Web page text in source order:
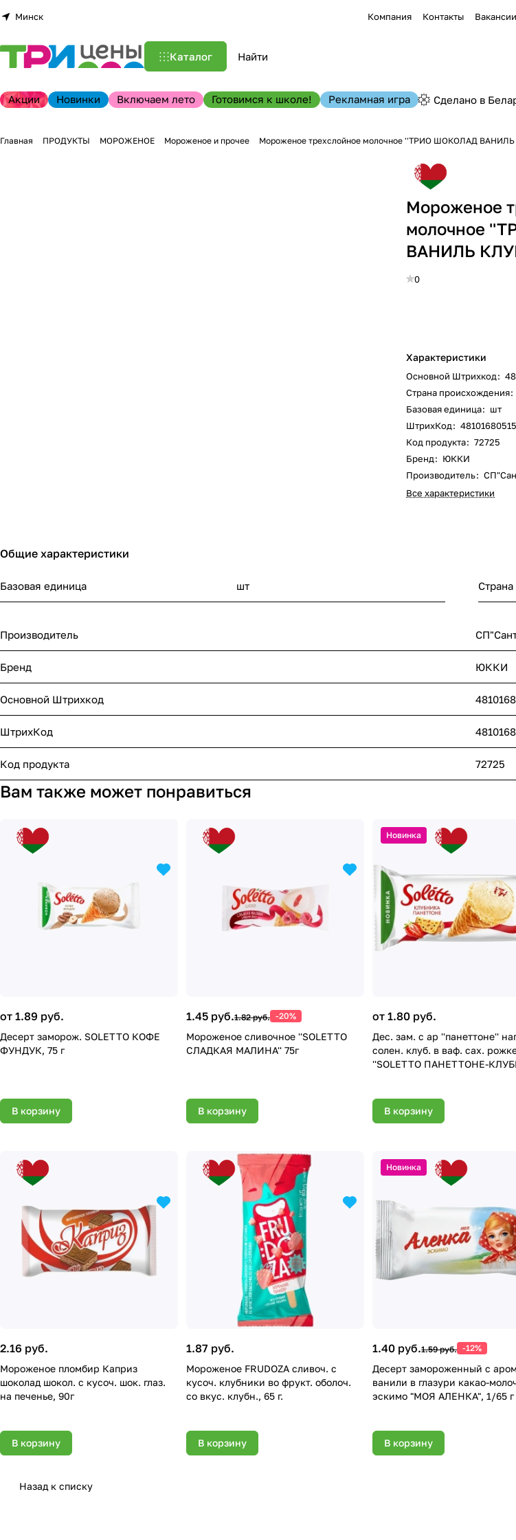
Минск Компания Контакты Вакансии
Каталог
Акции Новинки Включаем лето Готовимся к школе! Рекламная игра Сделано в
Главная ПРОДУКТЫ МОРОЖЕНОЕ Мороженое и прочее Мороженое трехслойное молочное ''ТРИО ШОКОЛАД
Мороженое
молочное
ВАНИЛЬ
0
Характеристики
Основной Штрихкод:
Страна происхождения:
Базовая единица: шт
ШтрихКод:
Код продукта: 72725
Бренд: ЮККИ
Производитель:
Все характеристики
Общие характеристики
Базовая единица шт
Производитель
Бренд ЮККИ
Основной Штрихкод
ШтрихКод
Код продукта 72725
Вам также может понравиться
от 1.89 руб.
Десерт заморож. SOLETTO КОФЕ
ФУНДУК, 75 г
В корзину
1.45 руб.1.82 руб. -20%
Мороженое сливочное ''SOLETTO
СЛАДКАЯ МАЛИНА'' 75г
В корзину
Новинка
от 1.80 руб.
Дес. зам. с ар ''панеттоне''
солен. клуб. в ваф. сах.
''SOLETTO ПАНЕТТОНЕ-
В корзину
2.16 руб.
Мороженое пломбир Каприз
шоколад шокол. с кусоч. шок. глаз.
на печенье, 90г
В корзину
1.87 руб.
Мороженое FRUDOZA сливоч. с
кусоч. клубники во фрукт. оболоч.
со вкус. клубн., 65 г.
В корзину
Новинка
1.40 руб.1.59 руб. -12%
Десерт замороженный с
ванили в глазури какао-
эскимо "МОЯ АЛЕНКА", 1/65 г
В корзину
Назад к списку